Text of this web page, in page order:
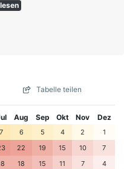
Tabelle teilen
Aug Sep Okt Nov Dez
7 6 5 4 2
1
22 19 15 10
7
18 15 11 7
4